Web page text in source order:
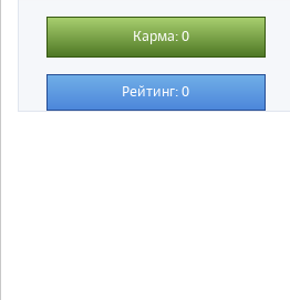
Карма: 0
Рейтинг: 0